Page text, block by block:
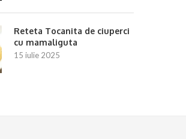
Reteta Tocanita de ciuperci
cu mamaliguta
15 iulie 2025